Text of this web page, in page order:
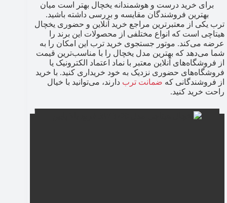
برای خرید درست و هوشمندانه یخچال بهتر است میان
بهترین فروشندگان مقایسه و بررسی داشته باشید.
ترب یکی از معتبرترین مراجع خرید آنلاین و حضوری یخچال
هیتاچی است که انواع مختلفی از محصولات این برند را
عرضه می‌کند. موتور جستجوی خرید ترب این امکان را به
شما می‌دهد که بهترین مدل یخچال را با مناسب‌ترین قیمت
از فروشگاه‌های آنلاین معتبر با نماد اعتماد الکترونیک یا
فروشگاه‌های حضوری نزدیک به خود خریداری کنید. با خرید
از فروشندگانی که ضمانت ترب دارند، می‌توانید با خیال
راحت خرید کنید.